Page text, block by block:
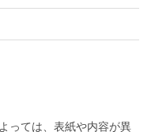
っては、表紙や内容が異